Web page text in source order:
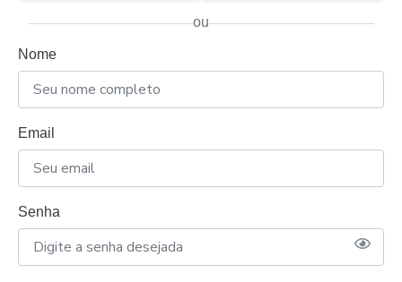
ou
Nome
Email
Senha